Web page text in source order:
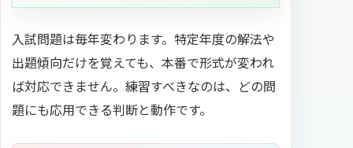
入試問題は毎年変わります。特定年度の解法や
出題傾向だけを覚えても、本番で形式が変われ
ば対応できません。練習すべきなのは、どの問
題にも応用できる判断と動作です。